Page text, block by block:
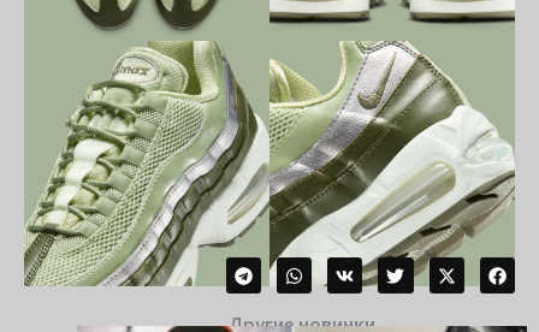
Другие новинки